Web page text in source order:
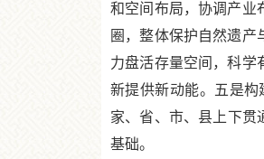
和空间布局，协调产业
圈，整体保护自然遗
力盘活存量空间，科学
新提供新动能。五是构
家、省、市、县上下贯
基础。